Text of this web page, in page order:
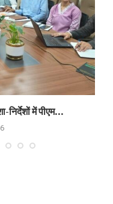
निर्देशों में पीएम...